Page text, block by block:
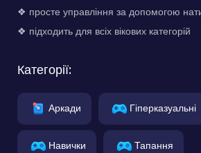
❖ просте управління за допомогою
❖ підходить для всіх вікових категорій
Категорії:
Аркади Гіперказуальні
Навички Тапання